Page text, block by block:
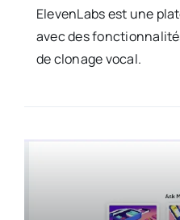
ElevenLabs est une
avec des
de clonage vocal.